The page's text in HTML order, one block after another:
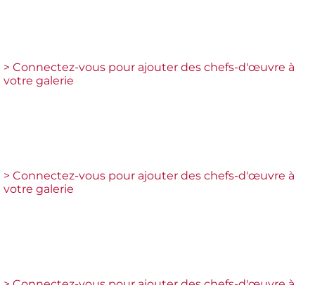
> Connectez-vous pour ajouter des chefs-d'œuvre à
votre galerie
> Connectez-vous pour ajouter des chefs-d'œuvre à
votre galerie